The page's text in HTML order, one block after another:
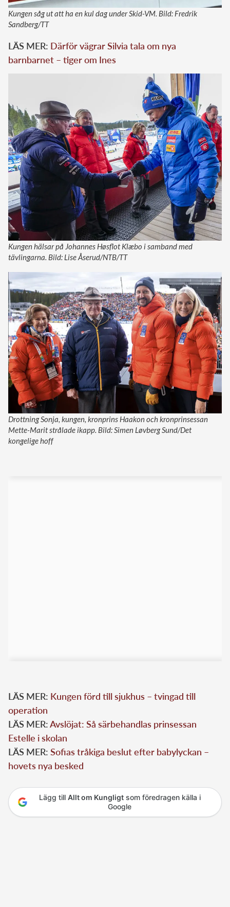
Kungen såg ut att ha en kul dag under Skid-VM. Bild: Fredrik
Sandberg/TT
LÄS MER: Därför vägrar Silvia tala om nya
barnbarnet – tiger om Ines
Kungen hälsar på Johannes Høsflot Klæbo i samband med
tävlingarna. Bild: Lise Åserud/NTB/TT
Drottning Sonja, kungen, kronprins Haakon och kronprinsessan
Mette-Marit strålade ikapp. Bild: Simen Løvberg Sund/Det
kongelige hoff
LÄS MER: Kungen förd till sjukhus – tvingad till
operation
LÄS MER:Avslöjat: Så särbehandlas prinsessan
Estelle i skolan
LÄS MER: Sofias tråkiga beslut efter babylyckan –
hovets nya besked
Lägg till Allt om Kungligtsom föredragen källa i
Google